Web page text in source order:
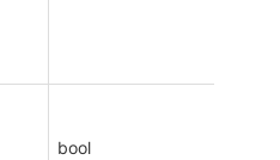
bool